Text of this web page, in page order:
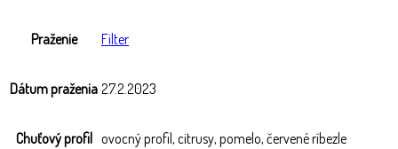
Praženie Filter
Dátum praženia 27.2.2023
Chuťový profil ovocný profil, citrusy, pomelo, červené ríbezle